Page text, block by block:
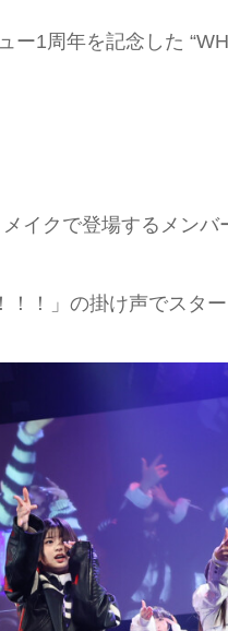
ー1周年を記念した
イクで登場するメンバ
！」の掛け声でスター